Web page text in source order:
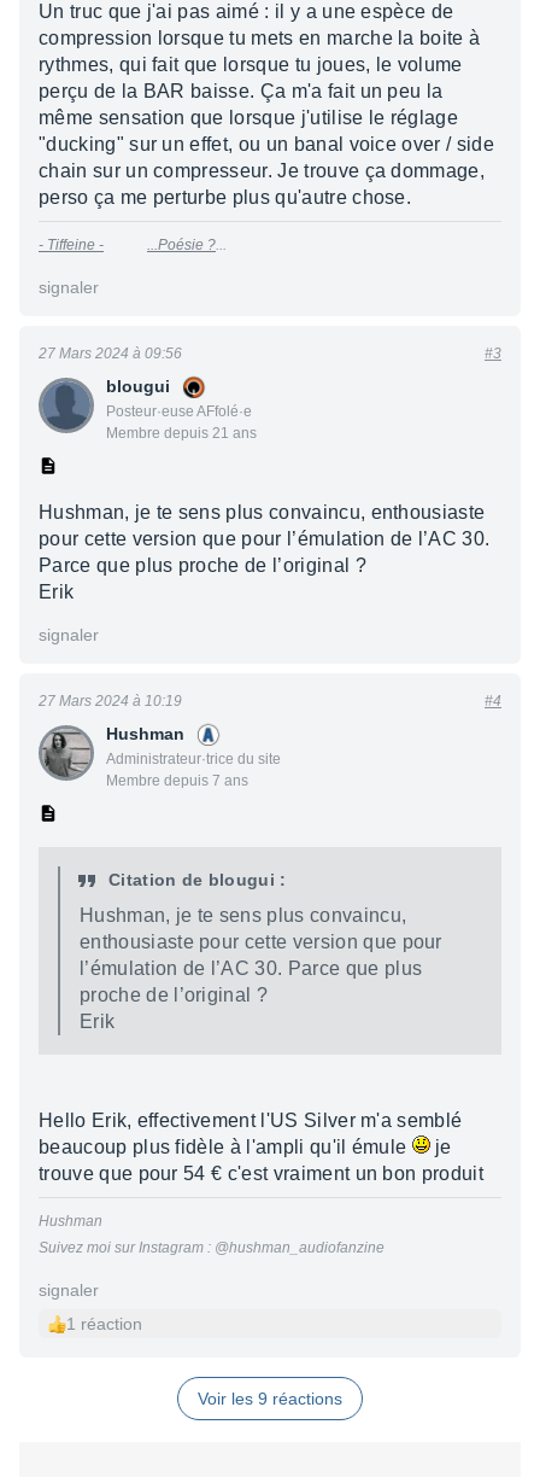
Un truc que j'ai pas aimé : il y a une espèce de
compression lorsque tu mets en marche la boite à
rythmes, qui fait que lorsque tu joues, le volume
perçu de la BAR baisse. Ça m'a fait un peu la
même sensation que lorsque j'utilise le réglage
"ducking" sur un effet, ou un banal voice over / side
chain sur un compresseur. Je trouve ça dommage,
perso ça me perturbe plus qu'autre chose.
- Tiffeine - ...Poésie ?...
signaler
blougui
Posteur·euse AFfolé·e
Membre depuis 21 ans
27 Mars 2024 à 09:56 #3
Hushman, je te sens plus convaincu, enthousiaste
pour cette version que pour l’émulation de l’AC 30.
Parce que plus proche de l’original ?
Erik
signaler
Hushman
Administrateur·trice du site
Membre depuis 7 ans
27 Mars 2024 à 10:19 #4
Citation de blougui :
Hushman, je te sens plus convaincu,
enthousiaste pour cette version que pour
l’émulation de l’AC 30. Parce que plus
proche de l’original ?
Erik
Hello Erik, effectivement l'US Silver m'a semblé
beaucoup plus fidèle à l'ampli qu'il émule
je
trouve que pour 54 € c'est vraiment un bon produit
Hushman
Suivez moi sur Instagram : @hushman_audiofanzine
signaler
1 réaction
Voir les 9 réactions